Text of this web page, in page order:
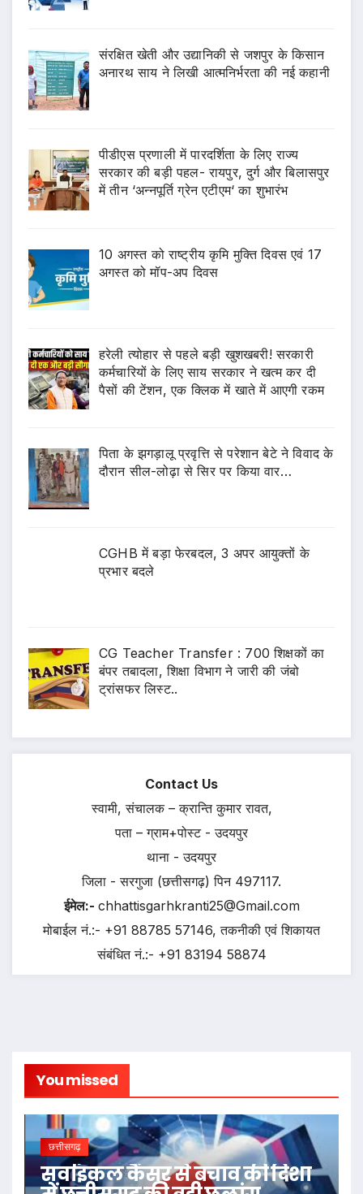
संरक्षित खेती और उद्यानिकी से जशपुर के किसान
अनारथ साय ने लिखी आत्मनिर्भरता की नई कहानी
पीडीएस प्रणाली में पारदर्शिता के लिए राज्य
सरकार की बड़ी पहल- रायपुर, दुर्ग और बिलासपुर
में तीन ‘अन्नपूर्ति ग्रेन एटीएम‘ का शुभारंभ
10 अगस्त को राष्ट्रीय कृमि मुक्ति दिवस एवं 17
अगस्त को मॉप-अप दिवस
हरेली त्योहार से पहले बड़ी खुशखबरी! सरकारी
कर्मचारियों के लिए साय सरकार ने खत्म कर दी
पैसों की टेंशन, एक क्लिक में खाते में आएगी रकम
पिता के झगड़ालू प्रवृत्ति से परेशान बेटे ने विवाद के
दौरान सील-लोढ़ा से सिर पर किया वार…
CGHB में बड़ा फेरबदल, 3 अपर आयुक्तों के
प्रभार बदले
CG Teacher Transfer : 700 शिक्षकों का
बंपर तबादला, शिक्षा विभाग ने जारी की जंबो
ट्रांसफर लिस्ट..
Contact Us
स्वामी, संचालक – क्रान्ति कुमार रावत,
पता – ग्राम+पोस्ट - उदयपुर
थाना - उदयपुर
जिला - सरगुजा (छत्तीसगढ़) पिन 497117.
ईमेल:- chhattisgarhkranti25@Gmail.com
मोबाईल नं.:- +91 88785 57146, तकनीकी एवं शिकायत
संबंधित नं.:- +91 83194 58874
You missed
छत्तीसगढ़
सर्वाइकल कैंसर से बचाव की दिशा